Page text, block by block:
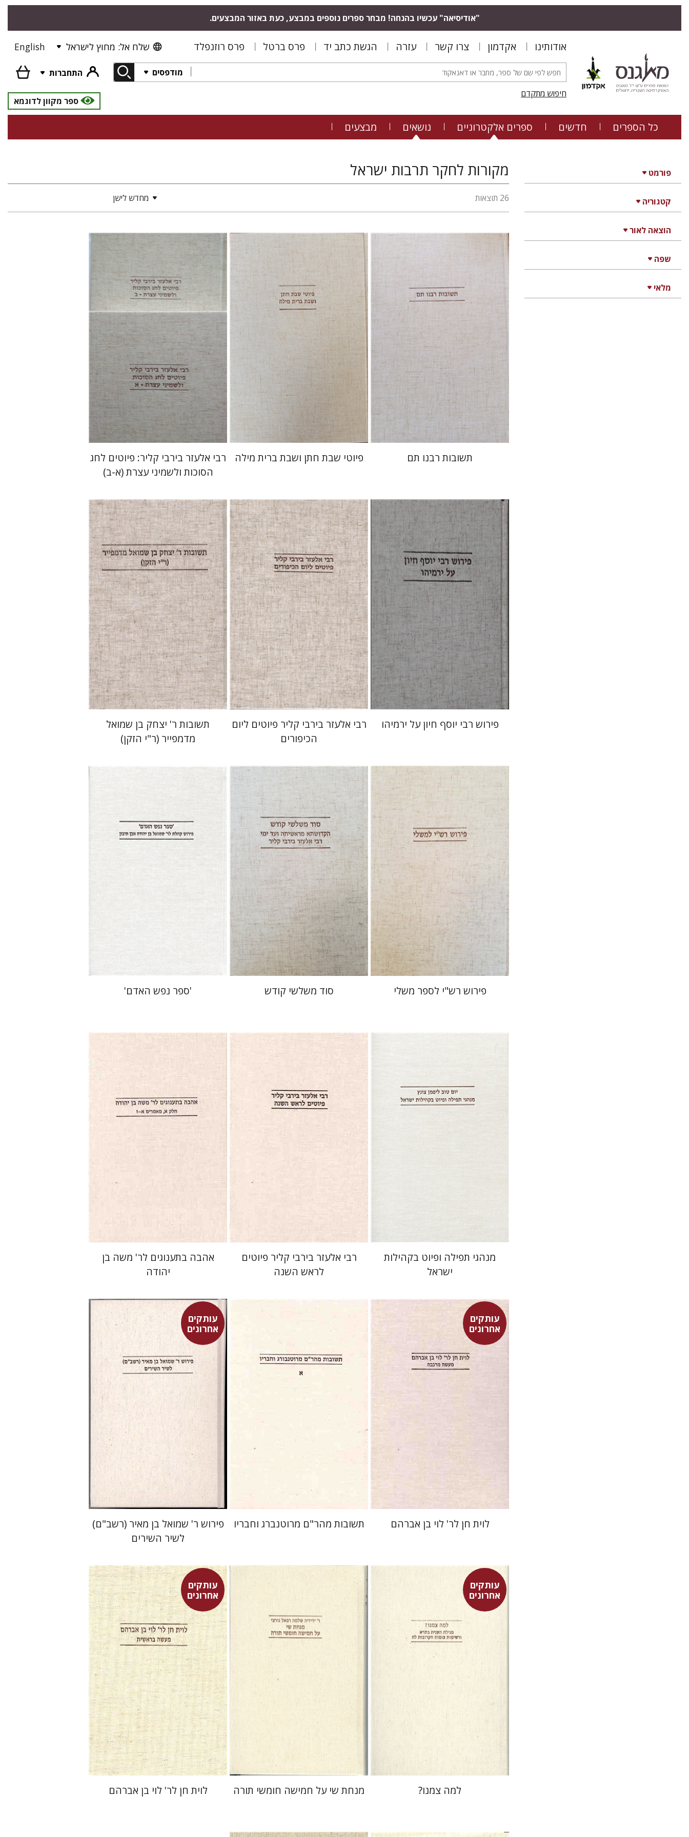
"אודיסיאה" עכשיו בהנחה! מבחר ספרים נוספים במבצע, כעת באזור המבצעים.
אודותינו אקדמון צרו קשר עזרה הגשת כתב יד פרס ברטל פרס רוזנפלד שלח אל: מחוץ לישראל English
מודפסים
התחברות
חיפוש מתקדם
ספר מקוון לדוגמא
כל הספרים חדשים ספרים אלקטרוניים נושאים מבצעים
פורמט
קטגוריה
הוצאה לאור
שפה
מלאי
מקורות לחקר תרבות ישראל
26 תוצאות מחדש לישן
הנחת אתר ספר מודפס
$45
תשובות רבנו תם
הנחת אתר ספר מודפס
פיוטי שבת חתן ושבת ברית מילה
שולמית אליצור
הנחת אתר ספר מודפס
$125
$112
רבי אלעזר בירבי קליר: פיוטים לחג
הסוכות ולשמיני עצרת (א-ב)
יוחנן קאפח
הנחת אתר ספר מודפס
$38
פירוש רבי יוסף חיון על ירמיהו
מיכאל רנד שולמית אליצור
הנחת אתר ספר מודפס
$71
$64
רבי אלעזר בירבי קליר פיוטים ליום
הכיפורים
פנחס רוט אברהם (רמי) ריינר
הנחת אתר ספר מודפס
$39
$35
תשובות ר' יצחק בן שמואל
מדמפייר (ר"י הזקן)
הנחת אתר ספר מודפס
$36
$32
פירוש רש"י לספר משלי
שולמית אליצור
הנחת אתר ספר מודפס
$57
$51
סוד משלשי קודש
שמואל בן יהודה אבן תיבון
יעקב רובינסון
'ספר נפש האדם'
אברהם פרנקל
זאב ז. ברויאר
מנהגי תפילה ופיוט בקהילות
ישראל
רבי אלעזר בירבי קליר פיוטים
לראש השנה
אהבה בתענוגים לר' משה בן
יהודה
עותקים
אחרונים
לוי בן אברהם
חיים קרייסל
לוית חן לר' לוי בן אברהם
שמחה עמנואל
תשובות מהר"ם מרוטנברג וחבריו
עותקים
אחרונים
שרה יפת
פירוש ר' שמואל בן מאיר (רשב"ם)
לשיר השירים
עותקים
אחרונים
שולמית אליצור
למה צמנו?
ידידיה שלמה רפאל נורצי
מנחת שי על חמישה חומשי תורה
עותקים
אחרוניםלוי בן אברהם
חיים קרייסל
$39
לוית חן לר' לוי בן אברהם